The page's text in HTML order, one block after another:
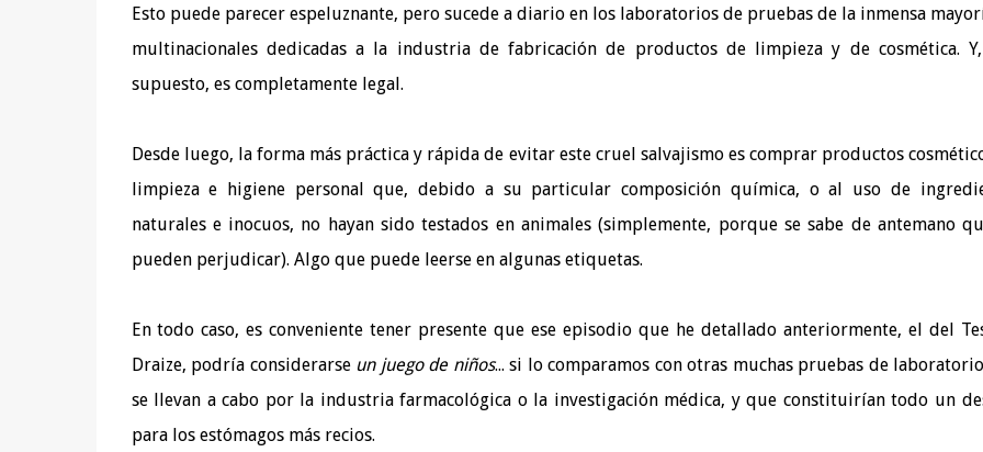
Esto puede parecer espeluznante, pero sucede a diario en los laboratorios de pruebas de la inmensa
multinacionales dedicadas a la industria de fabricación de productos de limpieza y de cosmética.
supuesto, es completamente legal.
Desde luego, la forma más práctica y rápida de evitar este cruel salvajismo es comprar productos
limpieza e higiene personal que, debido a su particular composición química, o al uso de
naturales e inocuos, no hayan sido testados en animales (simplemente, porque se sabe de antemano
pueden perjudicar). Algo que puede leerse en algunas etiquetas.
En todo caso, es conveniente tener presente que ese episodio que he detallado anteriormente, el del
Draize, podría considerarse un juego de niños... si lo comparamos con otras muchas pruebas de
se llevan a cabo por la industria farmacológica o la investigación médica, y que constituirían todo un
para los estómagos más recios.